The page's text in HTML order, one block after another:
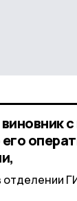
отделении